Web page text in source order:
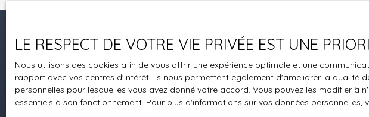
Je recherche un bien
Vente appartement Brumath (67170)
Location appartement Petersbach (67290)
Je suis
Estimez votre
Mettre en
LE RESPECT DE VOTRE VIE PRIVÉE EST UNE
Nous utilisons des cookies afin de vous offrir une expérience optimale et une
rapport avec vos centres d'intérêt. Ils nous permettent également d'améliorer la qualité
personnelles pour lesquelles vous avez donné votre accord. Vous pouvez les modifier à
essentiels à son fonctionnement. Pour plus d'informations sur vos données personnelles,